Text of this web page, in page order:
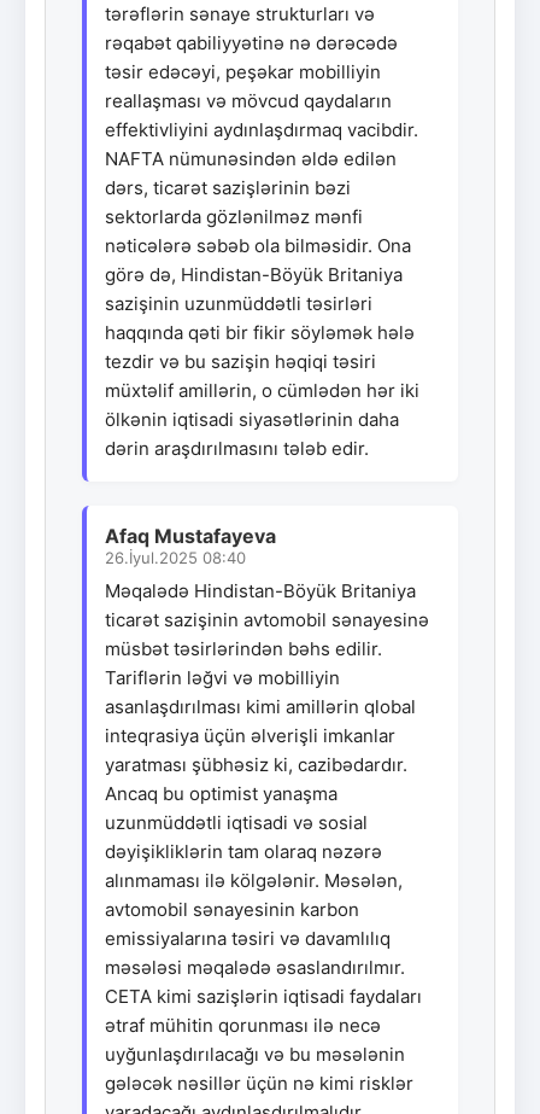
tərəflərin sənaye strukturları və
rəqabət qabiliyyətinə nə dərəcədə
təsir edəcəyi, peşəkar mobilliyin
reallaşması və mövcud qaydaların
effektivliyini aydınlaşdırmaq vacibdir.
NAFTA nümunəsindən əldə edilən
dərs, ticarət sazişlərinin bəzi
sektorlarda gözlənilməz mənfi
nəticələrə səbəb ola bilməsidir. Ona
görə də, Hindistan-Böyük Britaniya
sazişinin uzunmüddətli təsirləri
haqqında qəti bir fikir söyləmək hələ
tezdir və bu sazişin həqiqi təsiri
müxtəlif amillərin, o cümlədən hər iki
ölkənin iqtisadi siyasətlərinin daha
dərin araşdırılmasını tələb edir.
Afaq Mustafayeva
26.İyul.2025 08:40
Məqalədə Hindistan-Böyük Britaniya
ticarət sazişinin avtomobil sənayesinə
müsbət təsirlərindən bəhs edilir.
Tariflərin ləğvi və mobilliyin
asanlaşdırılması kimi amillərin qlobal
inteqrasiya üçün əlverişli imkanlar
yaratması şübhəsiz ki, cazibədardır.
Ancaq bu optimist yanaşma
uzunmüddətli iqtisadi və sosial
dəyişikliklərin tam olaraq nəzərə
alınmaması ilə kölgələnir. Məsələn,
avtomobil sənayesinin karbon
emissiyalarına təsiri və davamlılıq
məsələsi məqalədə əsaslandırılmır.
CETA kimi sazişlərin iqtisadi faydaları
ətraf mühitin qorunması ilə necə
uyğunlaşdırılacağı və bu məsələnin
gələcək nəsillər üçün nə kimi risklər